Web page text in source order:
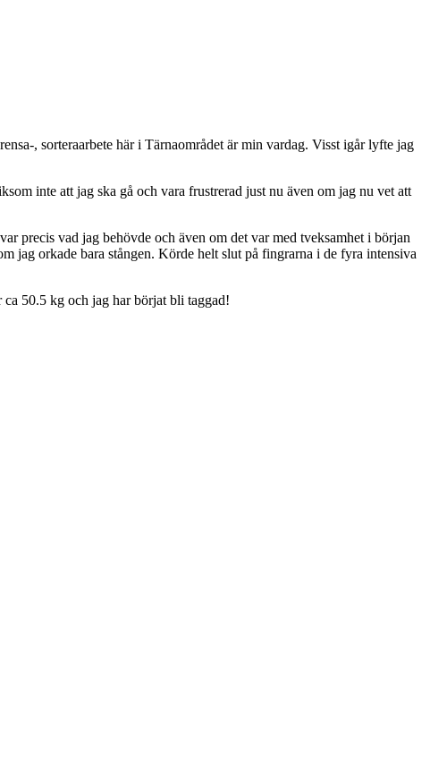
, sorteraarbete här i Tärnaområdet är min vardag. Visst igår lyfte jag
inte att jag ska gå och vara frustrerad just nu även om jag nu vet att
precis vad jag behövde och även om det var med tveksamhet i början
jag orkade bara stången. Körde helt slut på fingrarna i de fyra intensiva
50.5 kg och jag har börjat bli taggad!